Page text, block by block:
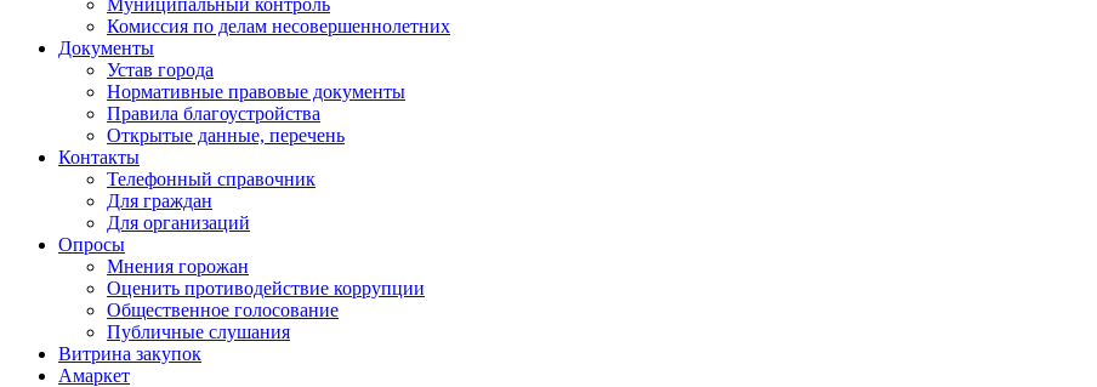
Муниципальный контроль
Комиссия по делам несовершеннолетних
Документы
Устав города
Нормативные правовые документы
Правила благоустройства
Открытые данные, перечень
Контакты
Телефонный справочник
Для граждан
Для организаций
Опросы
Мнения горожан
Оценить противодействие коррупции
Общественное голосование
Публичные слушания
Витрина закупок
Амаркет